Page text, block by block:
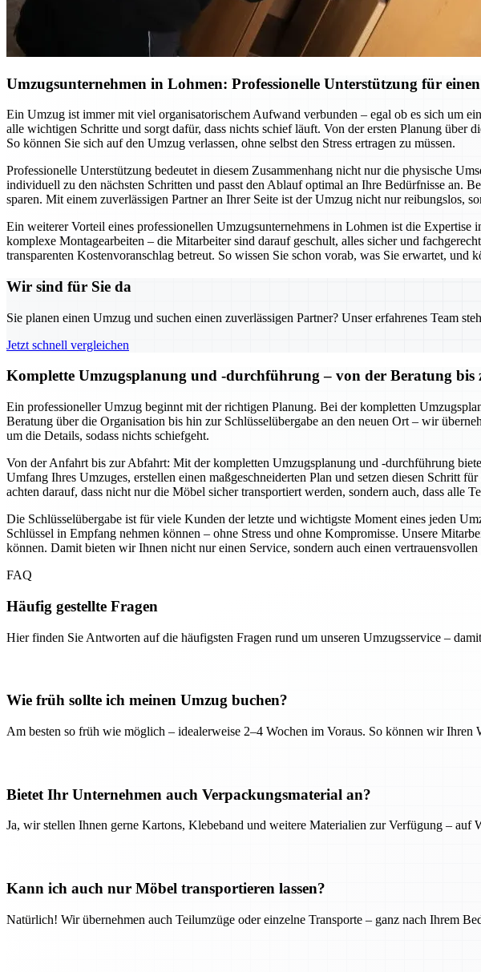
Umzugsunternehmen in Lohmen: Professionelle Unterstützung für
Ein Umzug ist immer mit viel organisatorischem Aufwand verbunden – egal ob es sich um
alle wichtigen Schritte und sorgt dafür, dass nichts schief läuft. Von der ersten Planung über
So können Sie sich auf den Umzug verlassen, ohne selbst den Stress ertragen zu müssen.
Professionelle Unterstützung bedeutet in diesem Zusammenhang nicht nur die physische
individuell zu den nächsten Schritten und passt den Ablauf optimal an Ihre Bedürfnisse an.
sparen. Mit einem zuverlässigen Partner an Ihrer Seite ist der Umzug nicht nur reibungslos,
Ein weiterer Vorteil eines professionellen Umzugsunternehmens in Lohmen ist die
komplexe Montagearbeiten – die Mitarbeiter sind darauf geschult, alles sicher und
transparenten Kostenvoranschlag betreut. So wissen Sie schon vorab, was Sie erwartet, und
Wir sind für Sie da
Sie planen einen Umzug und suchen einen zuverlässigen Partner? Unser erfahrenes Team
Jetzt schnell vergleichen
Komplette Umzugsplanung und -durchführung – von der Beratung bis
Ein professioneller Umzug beginnt mit der richtigen Planung. Bei der kompletten
Beratung über die Organisation bis hin zur Schlüsselübergabe an den neuen Ort – wir
um die Details, sodass nichts schiefgeht.
Von der Anfahrt bis zur Abfahrt: Mit der kompletten Umzugsplanung und -durchführung
Umfang Ihres Umzuges, erstellen einen maßgeschneiderten Plan und setzen diesen Schritt
achten darauf, dass nicht nur die Möbel sicher transportiert werden, sondern auch, dass alle
Die Schlüsselübergabe ist für viele Kunden der letzte und wichtigste Moment eines jeden
Schlüssel in Empfang nehmen können – ohne Stress und ohne Kompromisse. Unsere
können. Damit bieten wir Ihnen nicht nur einen Service, sondern auch einen
FAQ
Häufig gestellte Fragen
Hier finden Sie Antworten auf die häufigsten Fragen rund um unseren Umzugsservice –
Wie früh sollte ich meinen Umzug buchen?
Am besten so früh wie möglich – idealerweise 2–4 Wochen im Voraus. So können wir Ihren
Bietet Ihr Unternehmen auch Verpackungsmaterial an?
Ja, wir stellen Ihnen gerne Kartons, Klebeband und weitere Materialien zur Verfügung – auf
Kann ich auch nur Möbel transportieren lassen?
Natürlich! Wir übernehmen auch Teilumzüge oder einzelne Transporte – ganz nach Ihrem